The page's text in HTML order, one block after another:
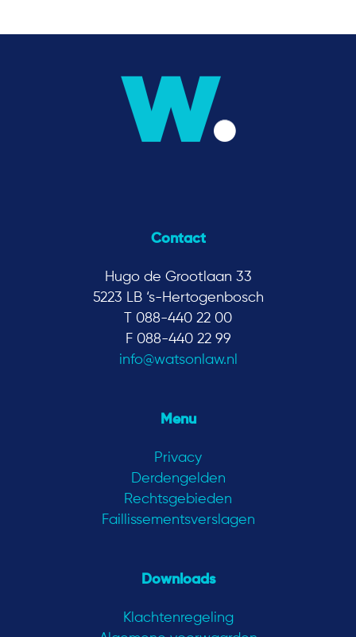
Contact
Hugo de Grootlaan 33
5223 LB ‘s-Hertogenbosch
T 088-440 22 00
F 088-440 22 99
info@watsonlaw.nl
Menu
Privacy
Derdengelden
Rechtsgebieden
Faillissementsverslagen
Downloads
Klachtenregeling